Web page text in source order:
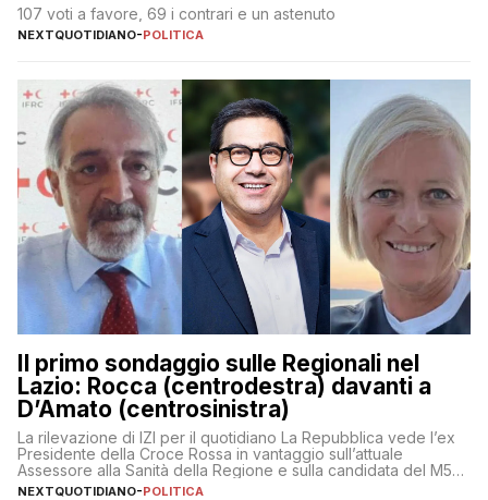
107 voti a favore, 69 i contrari e un astenuto
NEXTQUOTIDIANO-POLITICA
Il primo sondaggio sulle Regionali nel
Lazio: Rocca (centrodestra) davanti a
D’Amato (centrosinistra)
La rilevazione di IZI per il quotidiano La Repubblica vede l’ex
Presidente della Croce Rossa in vantaggio sull’attuale
Assessore alla Sanità della Regione e sulla candidata del M5S
Donatella Bianchi
NEXTQUOTIDIANO-POLITICA